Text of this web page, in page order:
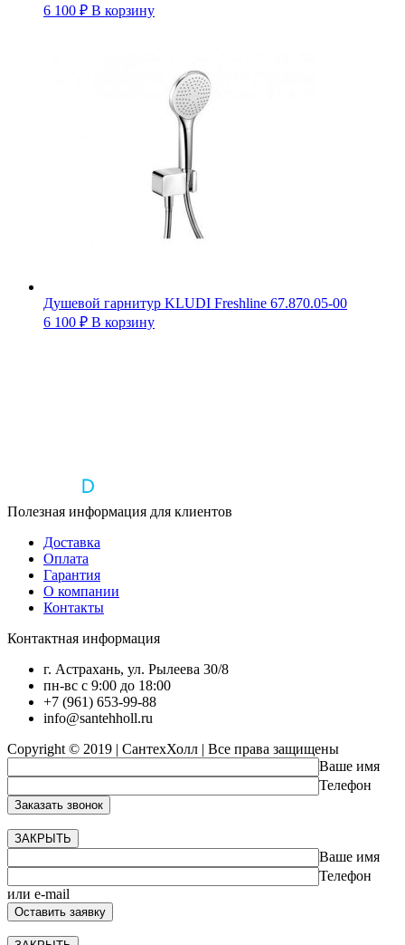
6 100 ₽ В корзину
Душевой гарнитур KLUDI Freshline 67.870.05-00
6 100 ₽ В корзину
Полезная информация для клиентов
Доставка
Оплата
Гарантия
О компании
Контакты
Контактная информация
г. Астрахань, ул. Рылеева 30/8
пн-вс с 9:00 до 18:00
+7 (961) 653-99-88
info@santehholl.ru
Copyright © 2019 | СантехХолл | Все права защищены
Ваше имя
Телефон
ЗАКРЫТЬ
Ваше имя
Телефон
или e-mail